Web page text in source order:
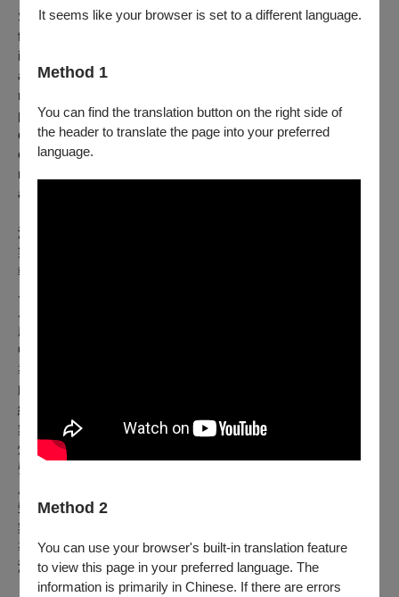
It seems like your browser is set to a different language.
Method 1
You can find the translation button on the right side of
the header to translate the page into your preferred
language.
Method 2
You can use your browser's built-in translation feature
to view this page in your preferred language. The
information is primarily in Chinese. If there are errors
Showtime, has reimagined My Endearing Wife into a unique
fusion of cabaret featuring music, drama, dance, and a
interactions between the Prince of Musicals, ZHOU Ding-wei,
and the bel canto singer, JAN Je-jiun. While the audience
relives classic scenes of both conflict and joy, the two lead
performers will break character to confront heart-wrenching
dilemmas and explore their on-stage chemistry. They will
openly discuss their perspectives on love, share cherished
moments of union and separation, and delve into themes such
as man vs. technology and relationships at large.
演出人員名單
製作人｜詹喆雅
執行製作｜周子群
劇本編修｜林孟寰、符沁瑜（宅故事創作）
中文歌詞｜張清彥
導演｜林羣翊
戲劇顧問｜杜思慧
編舞｜黃筱哲
舞台設計｜林仕倫
燈光設計｜邱郁雯
聲音設計｜李志倫
髮妝設計｜陳俐廷
舞台監督暨舞台技術指導｜王文明
導演助理、音效執行｜石懷源
演員｜詹喆君、周定緯